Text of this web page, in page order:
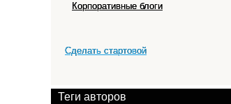
Корпоративные блоги
Сделать стартовой
Теги авторов